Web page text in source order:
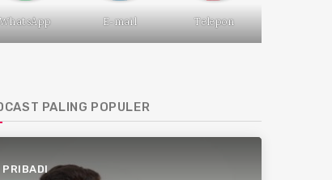
WhatsApp E-mail Telepon
PALING POPULER
PRIBADI